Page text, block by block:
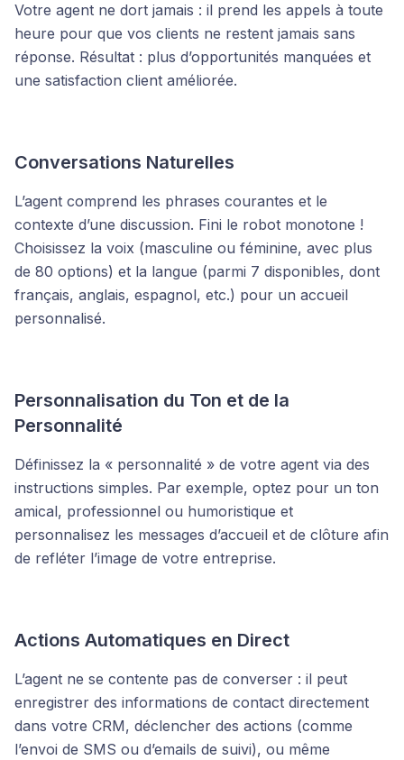
Votre agent ne dort jamais : il prend les appels à toute
heure pour que vos clients ne restent jamais sans
réponse. Résultat : plus d’opportunités manquées et
une satisfaction client améliorée.
Conversations Naturelles
L’agent comprend les phrases courantes et le
contexte d’une discussion. Fini le robot monotone !
Choisissez la voix (masculine ou féminine, avec plus
de 80 options) et la langue (parmi 7 disponibles, dont
français, anglais, espagnol, etc.) pour un accueil
personnalisé.
Personnalisation du Ton et de la
Personnalité
Définissez la « personnalité » de votre agent via des
instructions simples. Par exemple, optez pour un ton
amical, professionnel ou humoristique et
personnalisez les messages d’accueil et de clôture afin
de refléter l’image de votre entreprise.
Actions Automatiques en Direct
L’agent ne se contente pas de converser : il peut
enregistrer des informations de contact directement
dans votre CRM, déclencher des actions (comme
l’envoi de SMS ou d’emails de suivi), ou même